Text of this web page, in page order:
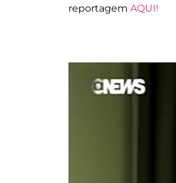
reportagem AQUI!